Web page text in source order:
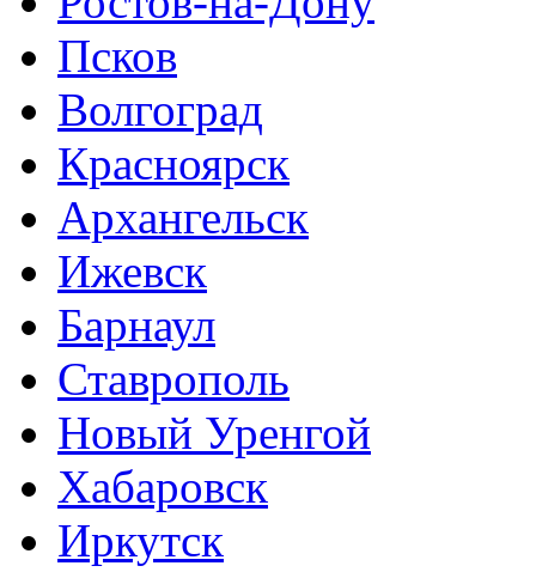
Псков
Волгоград
Красноярск
Архангельск
Ижевск
Барнаул
Ставрополь
Новый Уренгой
Хабаровск
Иркутск